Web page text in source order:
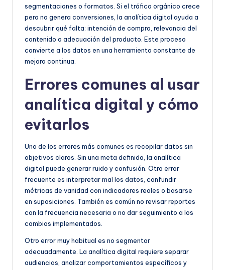
segmentaciones o formatos. Si el tráfico orgánico crece
pero no genera conversiones, la analítica digital ayuda a
descubrir qué falta: intención de compra, relevancia del
contenido o adecuación del producto. Este proceso
convierte a los datos en una herramienta constante de
mejora continua.
Errores comunes al usar
analítica digital y cómo
evitarlos
Uno de los errores más comunes es recopilar datos sin
objetivos claros. Sin una meta definida, la analítica
digital puede generar ruido y confusión. Otro error
frecuente es interpretar mal los datos, confundir
métricas de vanidad con indicadores reales o basarse
en suposiciones. También es común no revisar reportes
con la frecuencia necesaria o no dar seguimiento a los
cambios implementados.
Otro error muy habitual es no segmentar
adecuadamente. La analítica digital requiere separar
audiencias, analizar comportamientos específicos y